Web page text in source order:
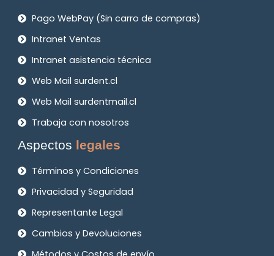
Pago WebPay (Sin carro de compras)
Intranet Ventas
Intranet asistencia técnica
Web Mail surdent.cl
Web Mail surdentmail.cl
Trabaja con nosotros
Aspectos legales
Términos y Condiciones
Privacidad y Seguridad
Representante Legal
Cambios y Devoluciones